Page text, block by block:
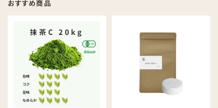
おすすめ商品